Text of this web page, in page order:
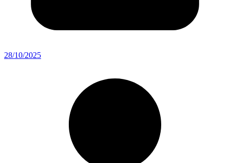
28/10/2025